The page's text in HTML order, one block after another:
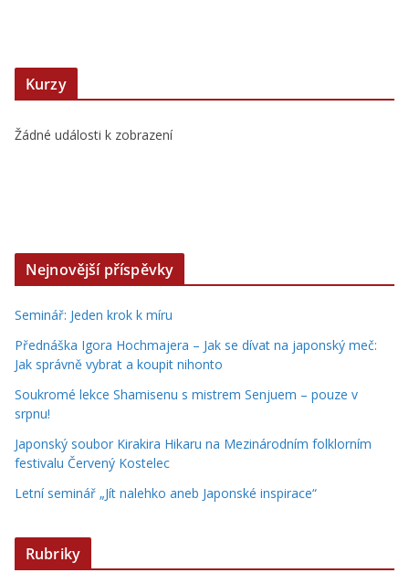
Kurzy
Žádné události k zobrazení
Nejnovější příspěvky
Seminář: Jeden krok k míru
Přednáška Igora Hochmajera – Jak se dívat na japonský meč:
Jak správně vybrat a koupit nihonto
Soukromé lekce Shamisenu s mistrem Senjuem – pouze v
srpnu!
Japonský soubor Kirakira Hikaru na Mezinárodním folklorním
festivalu Červený Kostelec
Letní seminář „Jít nalehko aneb Japonské inspirace“
Rubriky